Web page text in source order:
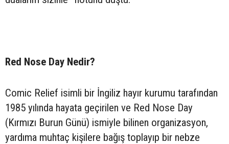
Red Nose Day Nedir?
Comic Relief isimli bir İngiliz hayır kurumu tarafından
1985 yılında hayata geçirilen ve Red Nose Day
(Kırmızı Burun Günü) ismiyle bilinen organizasyon,
yardıma muhtaç kişilere bağış toplayıp bir nebze